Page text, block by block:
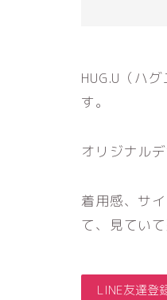
HUG.U（ハ
す。
オリジナル
着用感、サ
て、見てい
LINE友達登